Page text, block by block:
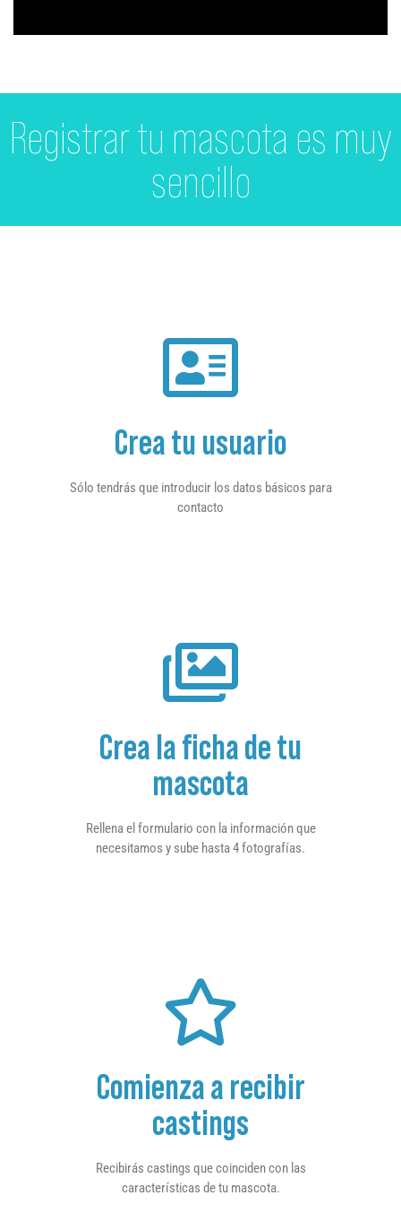
Registrar tu mascota es muy
sencillo
Crea tu usuario
Sólo tendrás que introducir los datos básicos para
contacto
Crea la ficha de tu
mascota
Rellena el formulario con la información que
necesitamos y sube hasta 4 fotografías.
Comienza a recibir
castings
Recibirás castings que coinciden con las
características de tu mascota.